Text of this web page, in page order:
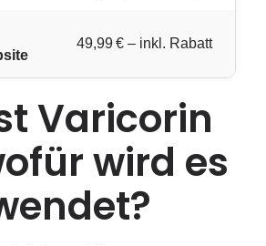
49,99 € – inkl. Rabatt
Varicorin
wird es